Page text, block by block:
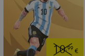
10,99 €